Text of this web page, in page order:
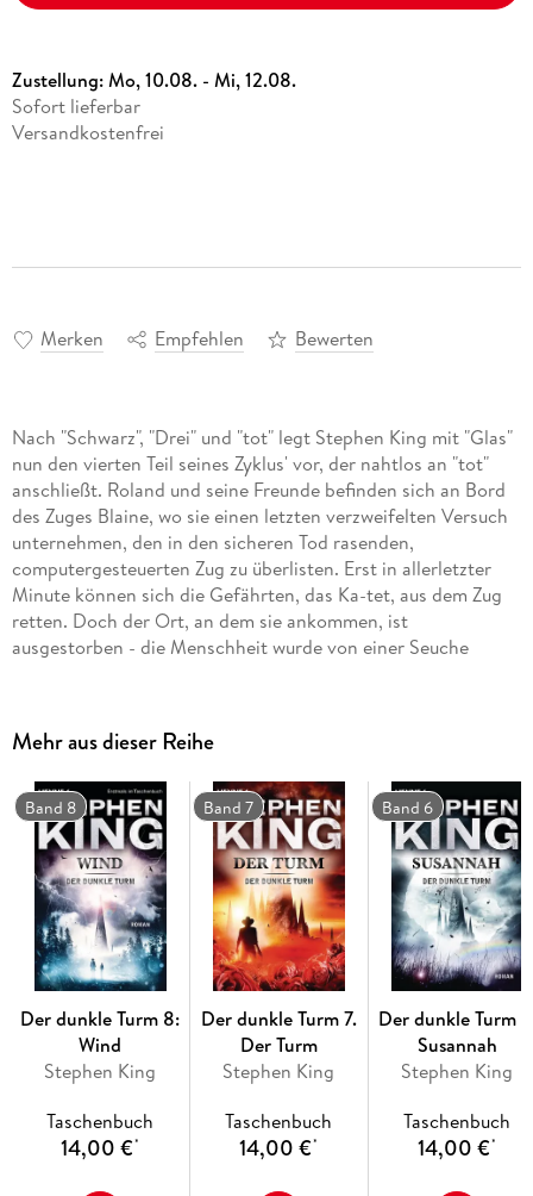
Zustellung:Mo, 10.08. - Mi, 12.08.
Sofort lieferbar
Versandkostenfrei
Merken Empfehlen Bewerten
Nach "Schwarz", "Drei" und "tot" legt Stephen King mit "Glas"
nun den vierten Teil seines Zyklus' vor, der nahtlos an "tot"
anschließt. Roland und seine Freunde befinden sich an Bord
des Zuges Blaine, wo sie einen letzten verzweifelten Versuch
unternehmen, den in den sicheren Tod rasenden,
computergesteuerten Zug zu überlisten. Erst in allerletzter
Minute können sich die Gefährten, das Ka-tet, aus dem Zug
retten. Doch der Ort, an dem sie ankommen, ist
ausgestorben - die Menschheit wurde von einer Seuche
Der fordert sie auf, die Suche nach dem Dunklen Turm
aufzugeben und sich von Roland abzuwenden, da dieser alle
Personen, die er liebt, tötet. Wird es Marten gelingen, das
Ka-tet auseinanderzubringen?
Im vierten Band der Serie können sich Roland und seine drei
Gefährten in letzter Sekunde von einem Todeszug retten,
doch der Ort an dem sie ankommen, scheint ausgestorben.
Mit einem neuen Vorwort.
Mehr aus dieser Reihe
Band 8
Der dunkle Turm 8:
Wind
Stephen King
Taschenbuch
14,00 €*
Band 7
Der dunkle Turm 7.
Der Turm
Stephen King
Taschenbuch
14,00 €*
Band 6
Der dunkle Turm
Susannah
Stephen King
Taschenbuch
14,00 €*